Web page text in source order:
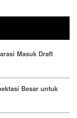
Masuk Draft
Besar untuk